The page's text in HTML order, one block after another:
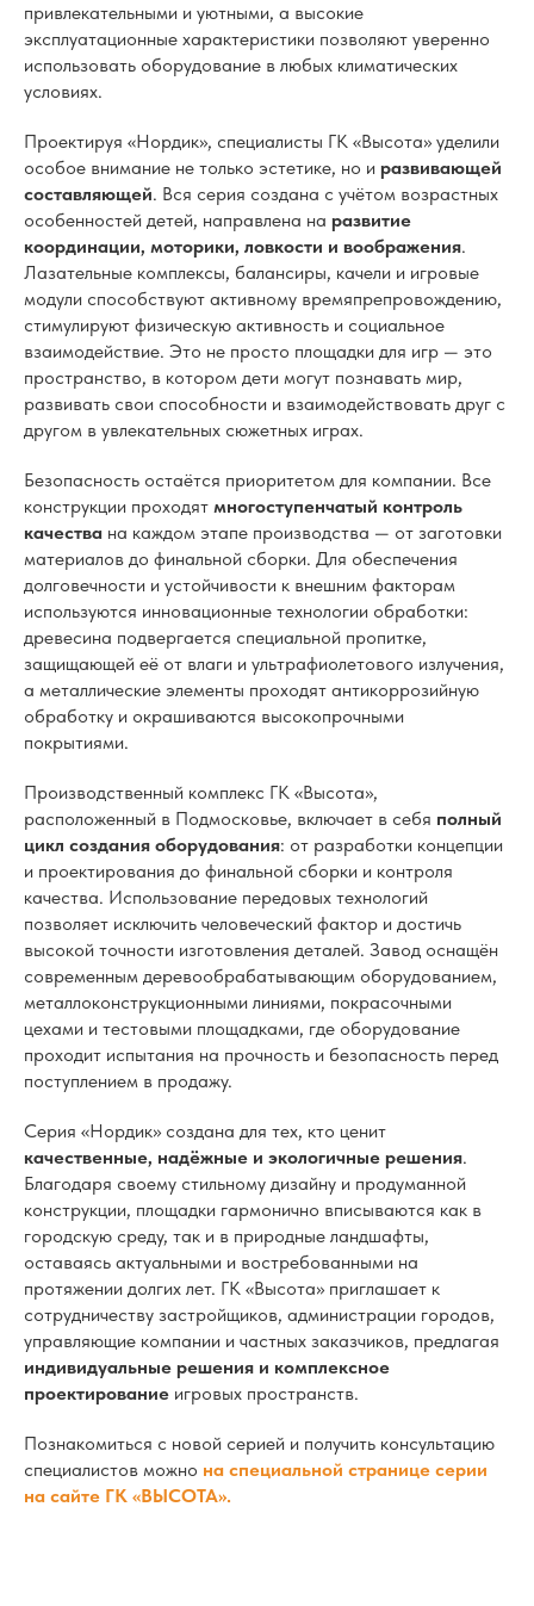
привлекательными и уютными, а высокие
эксплуатационные характеристики позволяют уверенно
использовать оборудование в любых климатических
условиях.
Проектируя «Нордик», специалисты ГК «Высота» уделили
особое внимание не только эстетике, но и развивающей
составляющей. Вся серия создана с учётом возрастных
особенностей детей, направлена на развитие
координации, моторики, ловкости и воображения.
Лазательные комплексы, балансиры, качели и игровые
модули способствуют активному времяпрепровождению,
стимулируют физическую активность и социальное
взаимодействие. Это не просто площадки для игр — это
пространство, в котором дети могут познавать мир,
развивать свои способности и взаимодействовать друг с
другом в увлекательных сюжетных играх.
Безопасность остаётся приоритетом для компании. Все
конструкции проходят многоступенчатый контроль
качества на каждом этапе производства — от заготовки
материалов до финальной сборки. Для обеспечения
долговечности и устойчивости к внешним факторам
используются инновационные технологии обработки:
древесина подвергается специальной пропитке,
защищающей её от влаги и ультрафиолетового излучения,
а металлические элементы проходят антикоррозийную
обработку и окрашиваются высокопрочными
покрытиями.
Производственный комплекс ГК «Высота»,
расположенный в Подмосковье, включает в себя полный
цикл создания оборудования: от разработки концепции
и проектирования до финальной сборки и контроля
качества. Использование передовых технологий
позволяет исключить человеческий фактор и достичь
высокой точности изготовления деталей. Завод оснащён
современным деревообрабатывающим оборудованием,
металлоконструкционными линиями, покрасочными
цехами и тестовыми площадками, где оборудование
проходит испытания на прочность и безопасность перед
поступлением в продажу.
Серия «Нордик» создана для тех, кто ценит
качественные, надёжные и экологичные решения.
Благодаря своему стильному дизайну и продуманной
конструкции, площадки гармонично вписываются как в
городскую среду, так и в природные ландшафты,
оставаясь актуальными и востребованными на
протяжении долгих лет. ГК «Высота» приглашает к
сотрудничеству застройщиков, администрации городов,
управляющие компании и частных заказчиков, предлагая
индивидуальные решения и комплексное
проектирование игровых пространств.
Познакомиться с новой серией и получить консультацию
специалистов можно на специальной странице серии
на сайте ГК «ВЫСОТА».